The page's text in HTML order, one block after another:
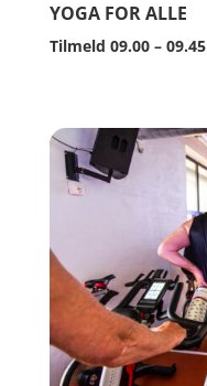
YOGA FOR ALLE
Tilmeld 09.00 – 09.45